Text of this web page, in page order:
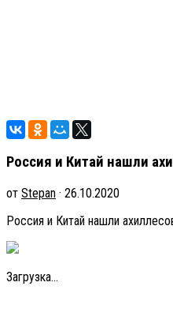
Россия и Китай нашли
от Stepan · 26.10.2020
Россия и Китай нашли
Загрузка...